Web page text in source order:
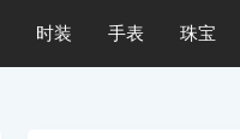
时装 手表 珠宝